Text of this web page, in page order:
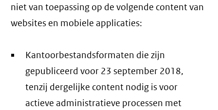
niet van toepassing op de volgende content van
websites en mobiele applicaties:
Kantoorbestandsformaten die zijn
gepubliceerd voor 23 september 2018,
tenzij dergelijke content nodig is voor
actieve administratieve processen met